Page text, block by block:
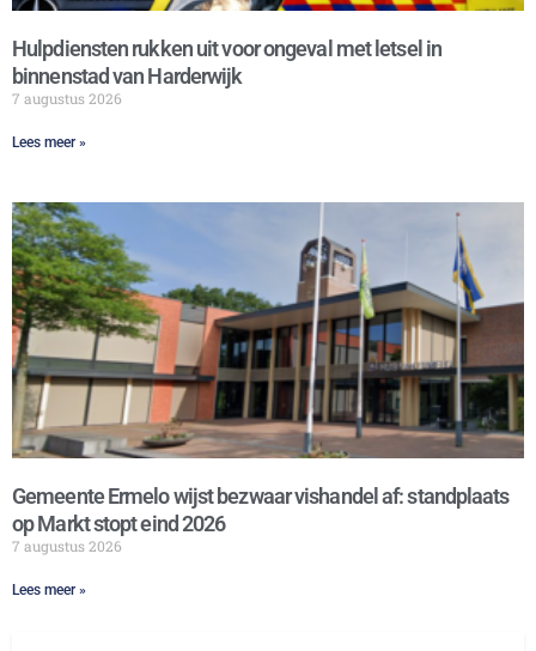
Hulpdiensten rukken uit voor ongeval met letsel in
binnenstad van Harderwijk
7 augustus 2026
Lees meer »
Gemeente Ermelo wijst bezwaar vishandel af: standplaats
op Markt stopt eind 2026
7 augustus 2026
Lees meer »